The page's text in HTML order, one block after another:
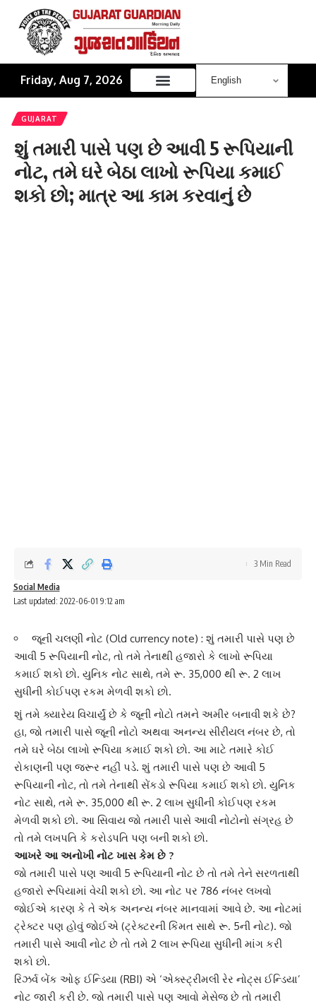
Friday, Aug 7, 2026
GUJARAT
શું તમારી પાસે પણ છે આવી 5 રૂપિયાની
નોટ, તમે ઘરે બેઠા લાખો રૂપિયા કમાઈ
શકો છો; માત્ર આ કામ કરવાનું છે
Last updated: 2022-06-01 9:12 am
Social Media
3 Min Read
જૂની ચલણી નોટ (Old currency note) : શું તમારી પાસે પણ છે
આવી 5 રૂપિયાની નોટ, તો તમે તેનાથી હજારો કે લાખો રૂપિયા
કમાઈ શકો છો. યુનિક નોટ સાથે, તમે રૂ. 35,000 થી રૂ. 2 લાખ
સુધીની કોઈપણ રકમ મેળવી શકો છો.
શું તમે ક્યારેય વિચાર્યું છે કે જૂની નોટો તમને અમીર બનાવી શકે છે?
હા, જો તમારી પાસે જૂની નોટો અથવા અનન્ય સીરીયલ નંબર છે, તો
તમે ઘરે બેઠા લાખો રૂપિયા કમાઈ શકો છો. આ માટે તમારે કોઈ
રોકાણની પણ જરૂર નહીં પડે. શું તમારી પાસે પણ છે આવી 5
રૂપિયાની નોટ, તો તમે તેનાથી સેંકડો રૂપિયા કમાઈ શકો છો. યુનિક
નોટ સાથે, તમે રૂ. 35,000 થી રૂ. 2 લાખ સુધીની કોઈપણ રકમ
મેળવી શકો છો. આ સિવાય જો તમારી પાસે આવી નોટોનો સંગ્રહ છે
તો તમે લખપતિ કે કરોડપતિ પણ બની શકો છો.
આખરે આ અનોખી નોટ ખાસ કેમ છે ?
જો તમારી પાસે પણ આવી 5 રૂપિયાની નોટ છે તો તમે તેને સરળતાથી
હજારો રૂપિયામાં વેચી શકો છો. આ નોટ પર 786 નંબર લખવો
જોઈએ કારણ કે તે એક અનન્ય નંબર માનવામાં આવે છે. આ નોટમાં
ટ્રેક્ટર પણ હોવું જોઈએ (ટ્રેક્ટરની કિંમત સાથે રૂ. 5ની નોટ). જો
તમારી પાસે આવી નોટ છે તો તમે 2 લાખ રૂપિયા સુધીની માંગ કરી
શકો છો.
રિઝર્વ બેંક ઓફ ઈન્ડિયા (RBI) એ ‘એક્સ્ટ્રીમલી રેર નોટ્સ ઈન્ડિયા’
નોટ જારી કરી છે. જો તમારી પાસે પણ આવો મેસેજ છે તો તમારી